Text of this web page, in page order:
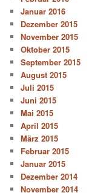
Januar 2016
Dezember 2015
November 2015
Oktober 2015
September 2015
August 2015
Juli 2015
Juni 2015
Mai 2015
April 2015
März 2015
Februar 2015
Januar 2015
Dezember 2014
November 2014